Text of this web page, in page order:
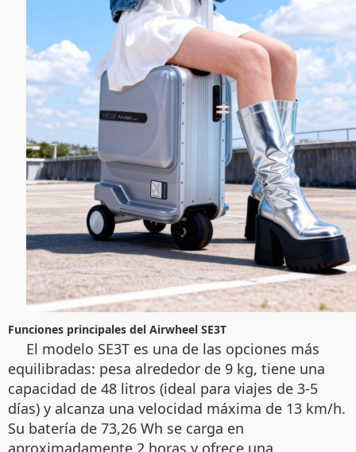
Funciones principales del Airwheel SE3T
El modelo SE3T es una de las opciones más
equilibradas: pesa alrededor de 9 kg, tiene una
capacidad de 48 litros (ideal para viajes de 3-5
días) y alcanza una velocidad máxima de 13 km/h.
Su batería de 73,26 Wh se carga en
aproximadamente 2 horas y ofrece una